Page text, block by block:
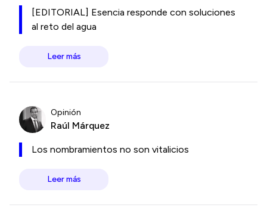
[EDITORIAL] Esencia responde con soluciones
al reto del agua
Leer más
Opinión
Raúl Márquez
Los nombramientos no son vitalicios
Leer más